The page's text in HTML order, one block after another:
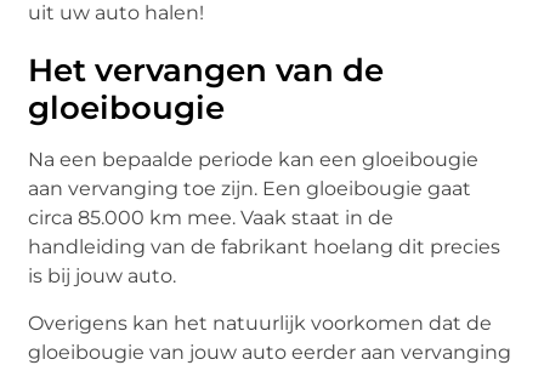
uit uw auto halen!
Het vervangen van de
gloeibougie
Na een bepaalde periode kan een gloeibougie
aan vervanging toe zijn. Een gloeibougie gaat
circa 85.000 km mee. Vaak staat in de
handleiding van de fabrikant hoelang dit precies
is bij jouw auto.
Overigens kan het natuurlijk voorkomen dat de
gloeibougie van jouw auto eerder aan vervanging